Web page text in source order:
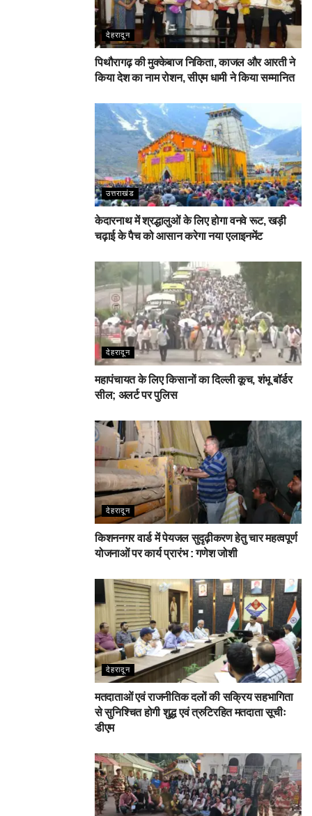
देहरादून
पिथौरागढ़ की मुक्केबाज निकिता, काजल और आरती ने
किया देश का नाम रोशन, सीएम धामी ने किया सम्मानित
उत्तराखंड
केदारनाथ में श्रद्धालुओं के लिए होगा वनवे रूट, खड़ी
चढ़ाई के पैच को आसान करेगा नया एलाइनमेंट
देहरादून
महापंचायत के लिए किसानों का दिल्ली कूच, शंभू बॉर्डर
सील; अलर्ट पर पुलिस
देहरादून
किशननगर वार्ड में पेयजल सुदृढ़ीकरण हेतु चार महत्वपूर्ण
योजनाओं पर कार्य प्रारंभ : गणेश जोशी
देहरादून
मतदाताओं एवं राजनीतिक दलों की सक्रिय सहभागिता
से सुनिश्चित होगी शुद्ध एवं त्रुटिरहित मतदाता सूचीः
डीएम